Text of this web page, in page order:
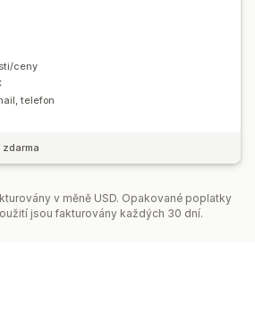
ceny
telefon
v měně USD. Opakované poplatky
jsou fakturovány každých 30 dní.